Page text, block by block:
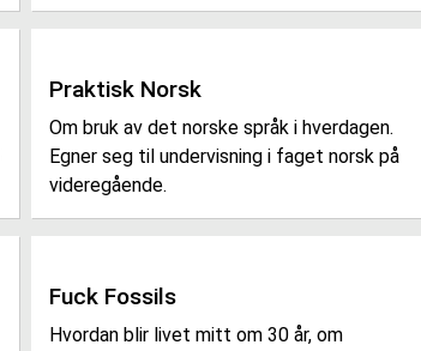
Praktisk Norsk
Om bruk av det norske språk i hverdagen.
Egner seg til undervisning i faget norsk på
videregående.
Fuck Fossils
Hvordan blir livet mitt om 30 år, om